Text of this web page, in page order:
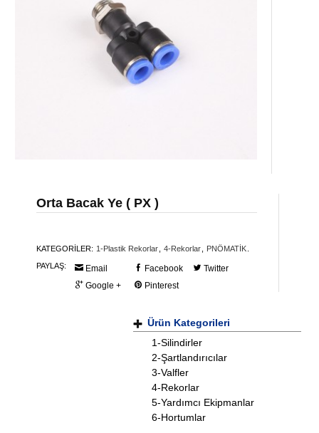
Orta Bacak Ye ( PX )
KATEGORİLER: 1-Plastik Rekorlar 4-Rekorlar PNÖMATİK
PAYLAŞ:
Email Facebook
Twitter
Google +
Pinterest
Ürün Kategorileri
1-Silindirler
2-Şartlandırıcılar
3-Valfler
4-Rekorlar
5-Yardımcı Ekipmanlar
6-Hortumlar